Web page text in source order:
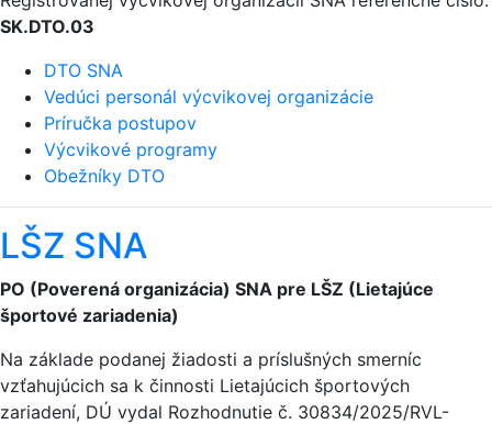
SK.DTO.03
DTO SNA
Vedúci personál výcvikovej organizácie
Príručka postupov
Výcvikové programy
Obežníky DTO
LŠZ SNA
PO (Poverená organizácia) SNA pre LŠZ (Lietajúce
športové zariadenia)
Na základe podanej žiadosti a príslušných smerníc
vzťahujúcich sa k činnosti Lietajúcich športových
zariadení, DÚ vydal Rozhodnutie č. 30834/2025/RVL-